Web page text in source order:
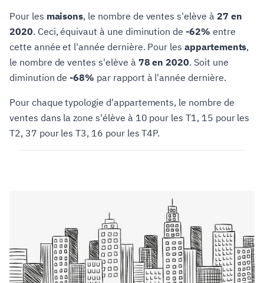
Pour les maisons, le nombre de ventes s'elève à 27 en
2020. Ceci, équivaut à une diminution de-62% entre
cette année et l'année dernière. Pour les appartements,
le nombre de ventes s'elève à 78 en 2020. Soit une
diminution de-68% par rapport à l'année dernière.
Pour chaque typologie d'appartements, le nombre de
ventes dans la zone s'élève à 10 pour les T1, 15 pour les
T2, 37 pour les T3, 16 pour les T4P.